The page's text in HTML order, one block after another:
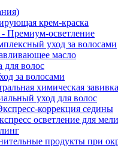
крем-краска
Премиум-осветление
уход за волосами
масло
для волос
за волосами
химическая завивка
уход для волос
коррекция седины
осветление для
продукты при